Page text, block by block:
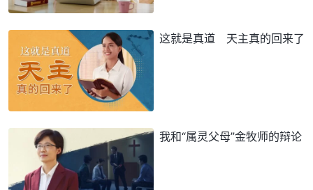
这就是真道 天主真的回来了
我和“属灵父母”金牧师的辩论